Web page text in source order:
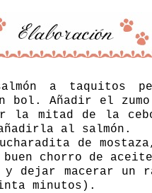
a taquitos
bol. Añadir el zumo
la mitad de la
al salmón.
de
chorro de
y dejar macerar un
minutos).